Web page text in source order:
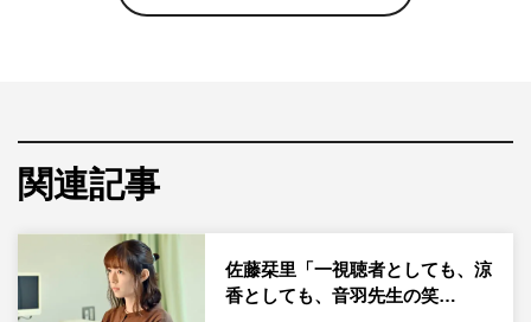
達成したJR川口駅のある埼玉県川口市。番組では、そん
地元民のウップンを奥ノ木信夫川口市長の前で大胆に発表
する。人生で初めて一人暮らしをした場所が川口市で、西
川口でアルバイトをしていたというロッチのコカドがロケ
関連記事
佐藤栞里「一視聴者としても、涼
香としても、音羽先生の笑…